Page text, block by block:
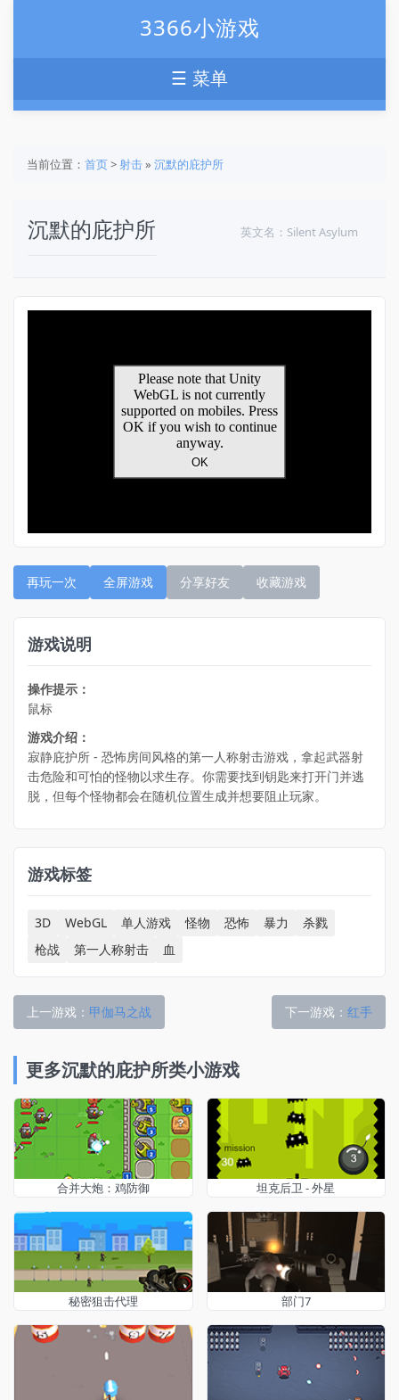
3366小游戏
☰ 菜单
当前位置： 首页>射击» 沉默的庇护所
沉默的庇护所 英文名：Silent Asylum
再玩一次 全屏游戏 分享好友 收藏游戏
游戏说明
操作提示：
鼠标
游戏介绍：
寂静庇护所 - 恐怖房间风格的第一人称射击游戏，拿起武器射
击危险和可怕的怪物以求生存。你需要找到钥匙来打开门并逃
脱，但每个怪物都会在随机位置生成并想要阻止玩家。
游戏标签
3D WebGL 单人游戏 怪物 恐怖 暴力
杀戮
枪战
第一人称射击 血
上一游戏： 甲伽马之战 下一游戏： 红手
更多沉默的庇护所类小游戏
合并大炮：鸡防御 坦克后卫 - 外星
秘密狙击代理 部门7